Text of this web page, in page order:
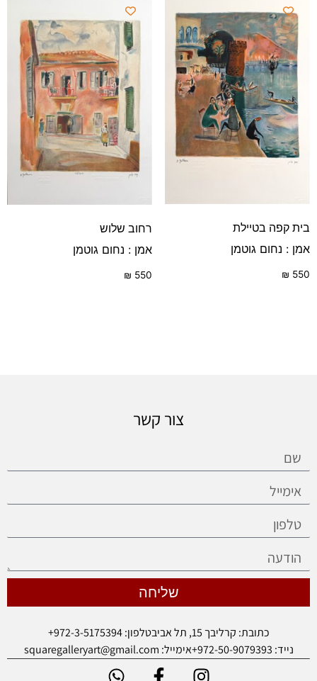
בית קפה בטיילת
אמן : נחום גוטמן
₪ 550
רחוב שלוש
אמן : נחום גוטמן
₪ 550
צור קשר
שליחה
כתובת: קרליבך 15, תל אביב
טלפון: 972-3-5175394+
נייד: 972-50-9079393+
אימייל: squaregalleryart@gmail.com